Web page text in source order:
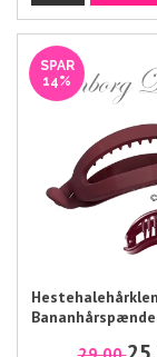
SPAR
14%
Bananhårspænde